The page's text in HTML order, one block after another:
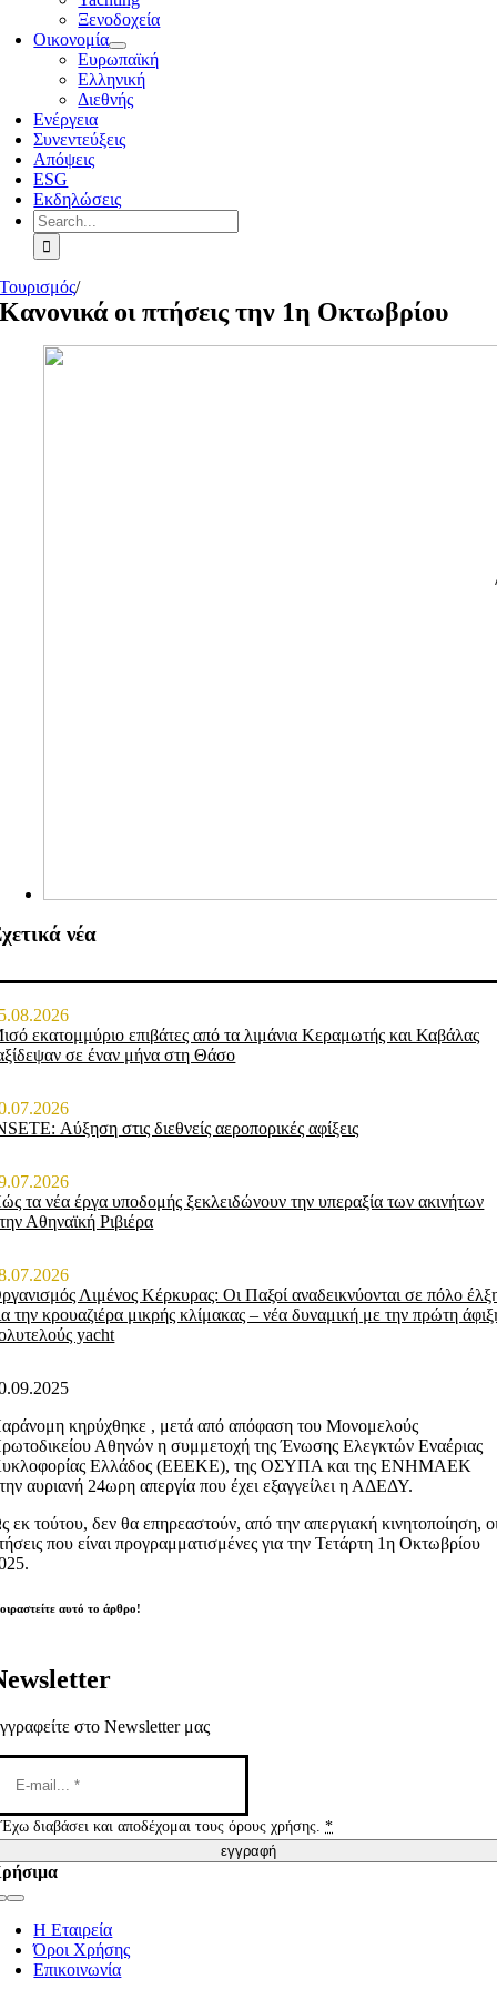
Ξενοδοχεία
Οικονομία
Ευρωπαϊκή
Ελληνική
Διεθνής
Ενέργεια
Συνεντεύξεις
Απόψεις
ESG
Εκδηλώσεις
Search
for:
Τουρισμός/
Κανονικά οι πτήσεις την 1η Οκτωβρίου
νέα
εκατομμύριο επιβάτες από τα λιμάνια Κεραμωτής και Καβάλας
σε έναν μήνα στη Θάσο
Αύξηση στις διεθνείς αεροπορικές αφίξεις
τα νέα έργα υποδομής ξεκλειδώνουν την υπεραξία των ακινήτων
Αθηναϊκή Ριβιέρα
Λιμένος Κέρκυρας: Οι Παξοί αναδεικνύονται σε πόλο
την κρουαζιέρα μικρής κλίμακας – νέα δυναμική με την πρώτη
yacht
κηρύχθηκε , μετά από απόφαση του Μονομελούς
Αθηνών η συμμετοχή της Ένωσης Ελεγκτών Εναέριας
Ελλάδος (ΕΕΕΚΕ), της ΟΣΥΠΑ και της ΕΝΗΜΑΕΚ
αυριανή 24ωρη απεργία που έχει εξαγγείλει η ΑΔΕΔΥ.
εκ τούτου, δεν θα επηρεαστούν, από την απεργιακή κινητοποίηση,
που είναι προγραμματισμένες για την Τετάρτη 1η Οκτωβρίου
αυτό το άρθρο!
στο Newsletter μας
Έχω διαβάσει και αποδέχομαι τους όρους χρήσης.*
εγγραφή
Η Εταιρεία
Όροι Χρήσης
Επικοινωνία